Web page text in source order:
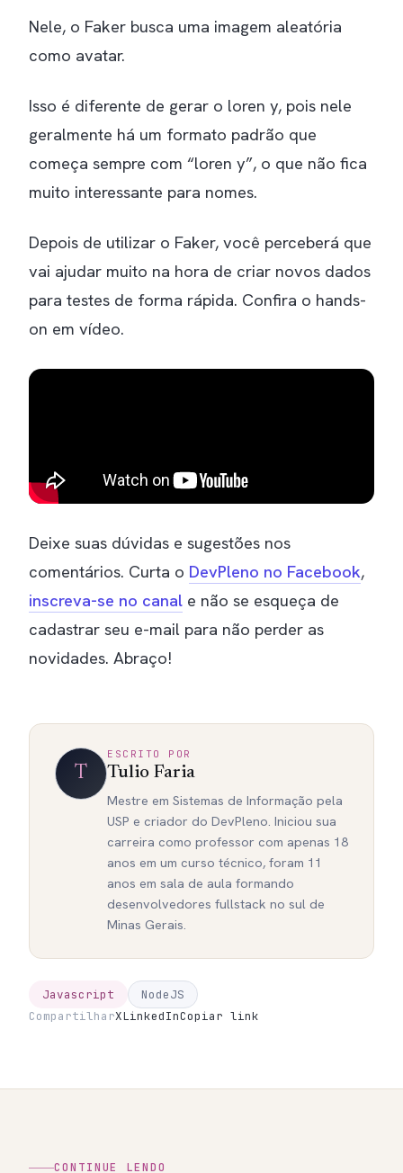
Nele, o Faker busca uma imagem aleatória
como avatar.
Isso é diferente de gerar o loren y, pois nele
geralmente há um formato padrão que
começa sempre com “loren y”, o que não fica
muito interessante para nomes.
Depois de utilizar o Faker, você perceberá que
vai ajudar muito na hora de criar novos dados
para testes de forma rápida. Confira o hands-
on em vídeo.
Deixe suas dúvidas e sugestões nos
comentários. Curta o DevPleno no Facebook,
inscreva-se no canal e não se esqueça de
cadastrar seu e-mail para não perder as
novidades. Abraço!
T
ESCRITO POR
Tulio Faria
Mestre em Sistemas de Informação pela
USP e criador do DevPleno. Iniciou sua
carreira como professor com apenas 18
anos em um curso técnico, foram 11
anos em sala de aula formando
desenvolvedores fullstack no sul de
Minas Gerais.
Javascript
NodeJS
CompartilharXLinkedInCopiar link
CONTINUE LENDO